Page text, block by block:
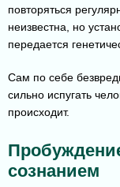
повторяться
неизвестна, но
передается
Сам по себе
сильно испугать
происходит.
сознанием